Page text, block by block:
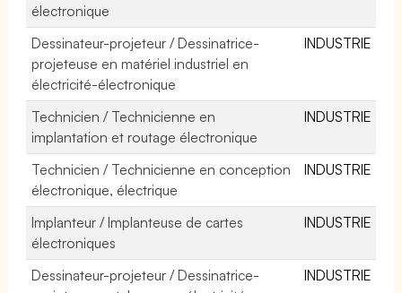
électronique
Dessinateur-projeteur / Dessinatrice-
projeteuse en matériel industriel en
électricité-électronique
INDUSTRIE
Technicien / Technicienne en
implantation et routage électronique
INDUSTRIE
Technicien / Technicienne en conception
électronique, électrique
INDUSTRIE
Implanteur / Implanteuse de cartes
électroniques
INDUSTRIE
Dessinateur-projeteur / Dessinatrice-
INDUSTRIE